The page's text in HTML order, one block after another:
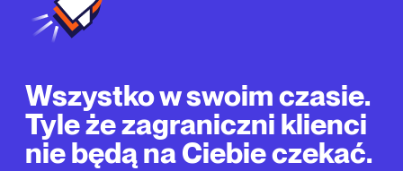
Wszystko w swoim czasie.
Tyle że zagraniczni klienci
nie będą na Ciebie czekać.